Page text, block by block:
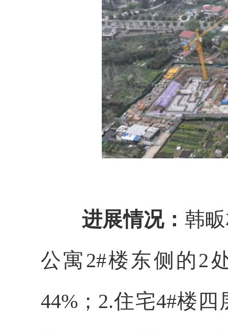
进展情况： 韩
公寓2#楼东侧的2
44%；2.住宅4#楼四